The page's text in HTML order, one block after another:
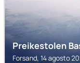
Preikestolen
Forsand, 14 agosto